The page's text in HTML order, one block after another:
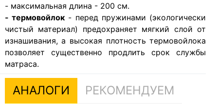
- максимальная длина - 200 см.
- термовойлок- перед пружинами (экологически
чистый материал) предохраняет мягкий слой от
изнашивания, а высокая плотность термовойлока
позволяет существенно продлить срок службы
матраса.
АНАЛОГИ
РЕКОМЕНДУЕМ